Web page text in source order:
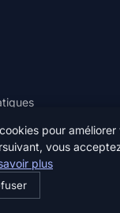
pour
vous
plus